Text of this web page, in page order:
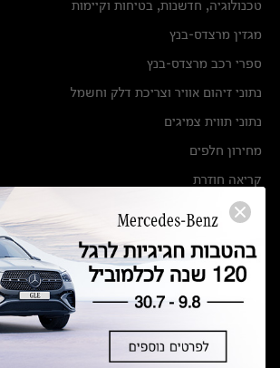
טכנולוגיה, חדשנות, בטיחות וקיימות
מגזין מרצדס-בנץ
ספרי רכב מרצדס-בנץ
נתוני זיהום אוויר וצריכת דלק וחשמל
נתוני תווית צמיגים
מחירון חלפים
קריאה חוזרת
הודעה על הטבות לרכבי מרצדס בהסדר פשרה בתצ 56447-02-19
תקנון ימי מכירות 120 לכלמוביל
מצאו אותנו